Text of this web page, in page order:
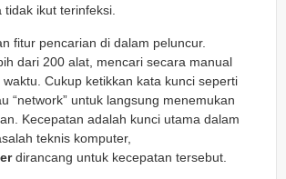
tidak ikut terinfeksi.
fitur pencarian di dalam peluncur.
dari 200 alat, mencari secara manual
Cukup ketikkan kata kunci seperti
“network” untuk langsung menemukan
Kecepatan adalah kunci utama dalam
teknis komputer,
dirancang untuk kecepatan tersebut.